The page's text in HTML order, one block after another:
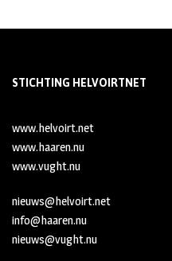
STICHTING HELVOIRTNET
www.helvoirt.net
www.haaren.nu
www.vught.nu
nieuws@helvoirt.net
info@haaren.nu
nieuws@vught.nu